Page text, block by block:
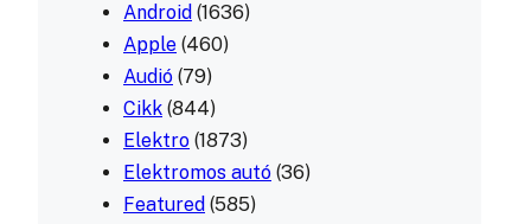
Android (1636)
Apple (460)
Audió (79)
Cikk (844)
Elektro (1873)
Elektromos autó (36)
Featured (585)